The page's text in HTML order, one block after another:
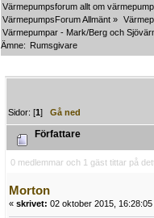
Värmepumpsforum allt om
VärmepumpsForum Allmänt »
Värmepumpar - Mark/Berg och
Ämne: Rumsgivare
Sidor: [1]Gå ned
Författare
0 medlemmar och 1 gäst tittar på
Morton
« skrivet: 02 oktober 2015, 16:28:05